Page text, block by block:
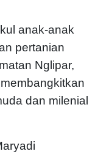
anak-anak
pertanian
Nglipar,
dan milenial